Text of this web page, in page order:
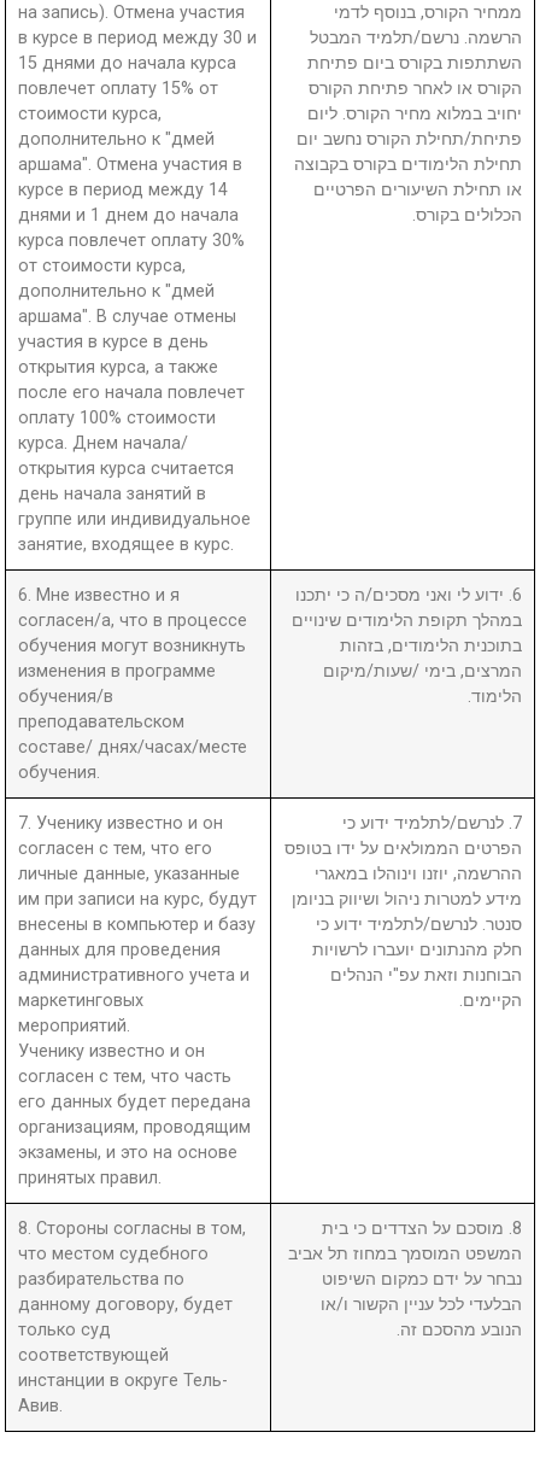
на запись). Отмена участия
в курсе в период между 30 и
15 днями до начала курса
повлечет оплату 15% от
стоимости курса,
дополнительно к "дмей
аршама". Отмена участия в
курсе в период между 14
днями и 1 днем до начала
курса повлечет оплату 30%
от стоимости курса,
дополнительно к "дмей
аршама". В случае отмены
участия в курсе в день
открытия курса, а также
после его начала повлечет
оплату 100% стоимости
курса. Днем начала/
открытия курса считается
день начала занятий в
группе или индивидуальное
занятие, входящее в курс.
ממחיר הקורס, בנוסף לדמי
הרשמה. נרשם/תלמיד המבטל
השתתפות בקורס ביום פתיחת
הקורס או לאחר פתיחת הקורס
יחויב במלוא מחיר הקורס. ליום
פתיחת/תחילת הקורס נחשב יום
תחילת הלימודים בקורס בקבוצה
או תחילת השיעורים הפרטיים
הכלולים בקורס.
6. Мне известно и я
согласен/а, что в процессе
обучения могут возникнуть
изменения в программе
обучения/в
преподавательском
составе/ днях/часах/месте
обучения.
6. ידוע לי ואני מסכים/ה כי יתכנו
במהלך תקופת הלימודים שינויים
בתוכנית הלימודים, בזהות
המרצים, בימי /שעות/מיקום
הלימוד.
7. Ученику известно и он
согласен с тем, что его
личные данные, указанные
им при записи на курс, будут
внесены в компьютер и базу
данных для проведения
административного учета и
маркетинговых
мероприятий.
Ученику известно и он
согласен с тем, что часть
его данных будет передана
организациям, проводящим
экзамены, и это на основе
принятых правил.
7. לנרשם/לתלמיד ידוע כי
הפרטים הממולאים על ידו בטופס
ההרשמה, יוזנו וינוהלו במאגרי
מידע למטרות ניהול ושיווק בניומן
סנטר. לנרשם/לתלמיד ידוע כי
חלק מהנתונים יועברו לרשויות
הבוחנות וזאת עפ"י הנהלים
הקיימים.
8. Стороны согласны в том,
что местом судебного
разбирательства по
данному договору, будет
только суд
соответствующей
инстанции в округе Тель-
Авив.
8. מוסכם על הצדדים כי בית
המשפט המוסמך במחוז תל אביב
נבחר על ידם כמקום השיפוט
הבלעדי לכל עניין הקשור ו/או
הנובע מהסכם זה.